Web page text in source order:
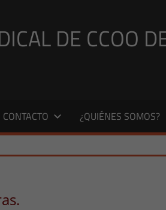
DE CCOO
CONTACTO ¿QUIÉNES SOMOS?